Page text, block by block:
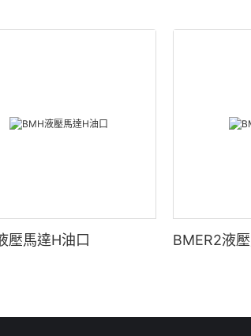
壓馬達H油口 BMER2液